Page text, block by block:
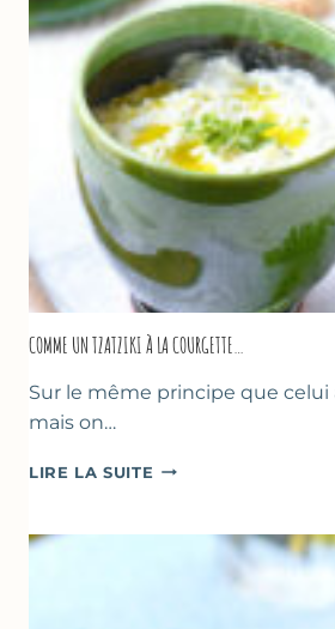
COMME UN TZATZIKI À LA COURGETTE…
Sur le même principe que
mais on…
LIRE LA SUITE COMME
À
COURGETTE…